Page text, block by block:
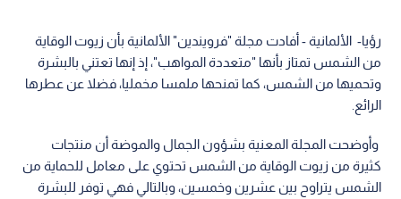
رؤيا- الألمانية - أفادت مجلة "فرويندين" الألمانية بأن‬ ‫زيوت الوقاية
من الشمس تمتاز بأنها "متعددة المواهب"، إذ إنها تعتني‬ ‫بالبشرة
وتحميها من الشمس، كما تمنحها ملمسا مخمليا، فضلا عن عطرها
الرائع.
‬ ‫وأوضحت المجلة المعنية بشؤون الجمال والموضة أن منتجات
كثيرة من زيوت‬ ‫الوقاية من الشمس تحتوي على معامل للحماية من
الشمس يتراوح بين عشرين وخمسين،‬ ‫وبالتالي فهي توفر للبشرة